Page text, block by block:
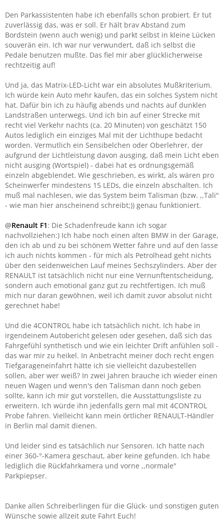
Den Parkassistenten habe ich ebenfalls schon probiert. Er tut
zuverlässig das, was er soll. Er hält brav Abstand zum
Bordstein (wenn auch wenig) und parkt selbst in kleine Lücken
souverän ein. Ich war nur verwundert, daß ich selbst die
Pedale benutzen mußte. Das fiel mir aber glücklicherweise
rechtzeitig auf!
Und ja, das Matrix-LED-Licht war ein absolutes Mußkriterium.
Ich würde kein Auto mehr kaufen, das ein solches System nicht
hat. Dafür bin ich zu häufig abends und nachts auf dunklen
Landstraßen unterwegs. Und ich bin auf einer Strecke mit
recht viel Verkehr nachts (ca. 20 Minuten) von geschätzt 150
Autos lediglich ein einziges Mal mit der Lichthupe bedacht
worden. Vermutlich ein Sensibelchen oder Oberlehrer, der
aufgrund der Lichtleistung davon ausging, daß mein Licht eben
nicht ausging (Wortspiel) - dabei hat es ordnungsgemäß
einzeln abgeblendet. Wie geschrieben, es wirkt, als wären pro
Scheinwerfer mindestens 15 LEDs, die einzeln abschalten. Ich
muß mal nachlesen, wie das System beim Talisman (bzw. ,,Tali"
- wie man hier anscheinend schreibt;)) genau funktioniert.
@Renault F1: Die Schadenfreude kann ich sogar
nachvollziehen:) Ich habe noch einen alten BMW in der Garage,
den ich ab und zu bei schönem Wetter fahre und auf den lasse
ich auch nichts kommen - für mich als Petrolhead geht nichts
über den seidenweichen Lauf meines Sechszylinders. Aber der
RENAULT ist tatsächlich nicht nur eine Vernunftentscheidung,
sondern auch emotional ganz gut zu rechtfertigen. Ich muß
mich nur daran gewöhnen, weil ich damit zuvor absolut nicht
gerechnet habe!
Und die 4CONTROL habe ich tatsächlich nicht. Ich habe in
irgendeinem Autobericht gelesen oder gesehen, daß sich das
Fahrgefühl synthetisch und wie ein leichter Drift anfühlen soll -
das war mir zu heikel. In Anbetracht meiner doch recht engen
Tiefgarageneinfahrt hätte ich sie vielleicht dazubestellen
sollen, aber wer weiß? In zwei Jahren brauche ich wieder einen
neuen Wagen und wenn's den Talisman dann noch geben
sollte, kann ich mir gut vorstellen, die Ausstattungsliste zu
erweitern. Ich würde ihn jedenfalls gern mal mit 4CONTROL
Probe fahren. Vielleicht kann mein örtlicher RENAULT-Händler
in Berlin mal damit dienen.
Und leider sind es tatsächlich nur Sensoren. Ich hatte nach
einer 360-°-Kamera geschaut, aber keine gefunden. Ich habe
lediglich die Rückfahrkamera und vorne ,,normale"
Parkpiepser.
Danke allen Schreiberlingen für die Glück- und sonstigen guten
Wünsche sowie allzeit gute Fahrt Euch!